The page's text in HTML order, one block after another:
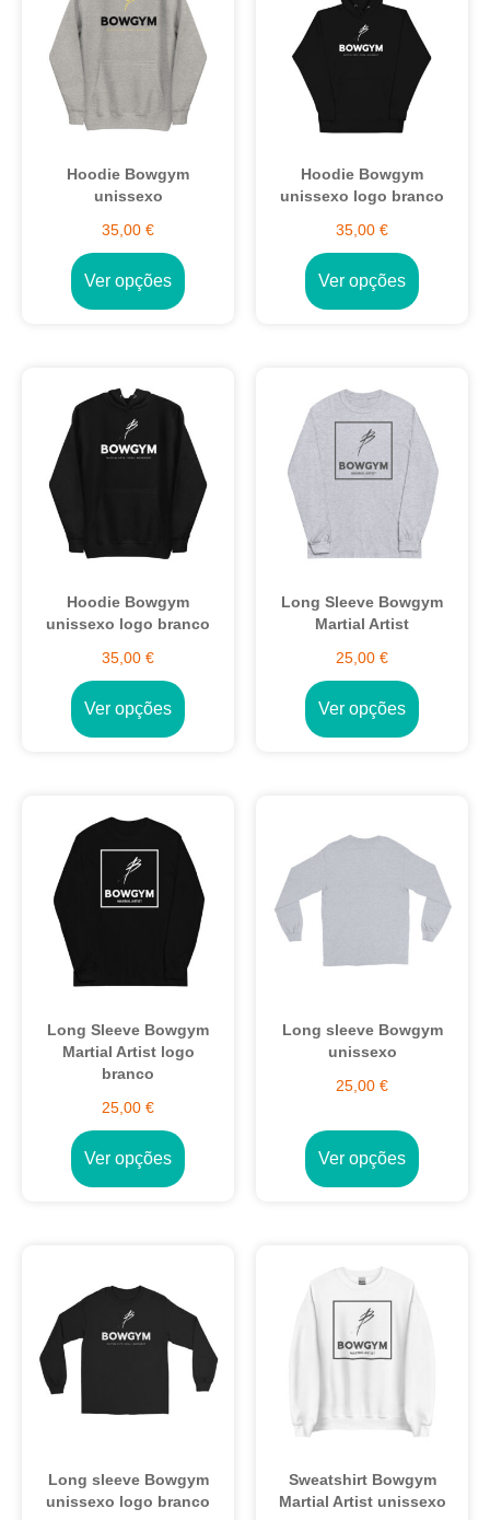
Hoodie Bowgym
unissexo
35,00 €
Ver opções
Hoodie Bowgym
unissexo logo branco
35,00 €
Ver opções
Hoodie Bowgym
unissexo logo branco
35,00 €
Ver opções
Long Sleeve Bowgym
Martial Artist
25,00 €
Ver opções
Long Sleeve Bowgym
Martial Artist logo
branco
25,00 €
Ver opções
Long sleeve Bowgym
unissexo
25,00 €
Ver opções
Long sleeve Bowgym
unissexo logo branco
Sweatshirt Bowgym
Martial Artist unissexo